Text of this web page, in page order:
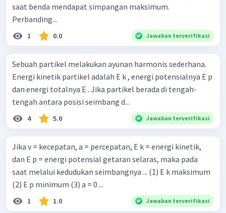
saat benda mendapat simpangan maksimum.
Perbanding...
1 0.0 Jawaban terverifikasi
Sebuah partikel melakukan ayunan harmonis sederhana.
Energi kinetik partikel adalah E k , energi potensialnya E p
dan energi totalnya E . Jika partikel berada di tengah-
tengah antara posisi seimbang d...
4 5.0 Jawaban terverifikasi
Jika v = kecepatan, a = percepatan, E k = energi kinetik,
dan E p = energi potensial getaran selaras, maka pada
saat melalui kedudukan seimbangnya ... (1) E k maksimum
(2) E p minimum (3) a = 0 ...
1 1.0 Jawaban terverifikasi